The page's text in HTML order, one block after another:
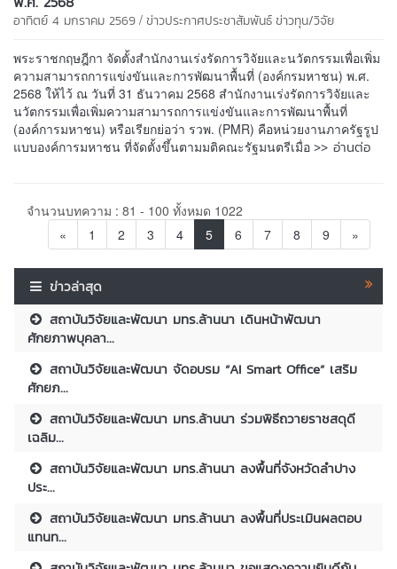
อาทิตย์ 4 มกราคม 2569 / ข่าวประกาศประชาสัมพันธ์ข่าวทุน/วิจัย
พระราชกฤษฎีกา จัดตั้งสำนักงานเร่งรัดการวิจัยและนวัตกรรมเพื่อเพิ่ม
ความสามารถการแข่งขันและการพัฒนาพื้นที่ (องค์กรมหาชน) พ.ศ.
2568 ให้ไว้ ณ วันที่ 31 ธันวาคม 2568 สำนักงานเร่งรัดการวิจัยและ
นวัตกรรมเพื่อเพิ่มความสามารถการแข่งขันและการพัฒนาพื้นที่
(องค์การมหาชน) หรือเรียกย่อว่า รวพ. (PMR) คือหน่วยงานภาครัฐรูป
แบบองค์การมหาชน ที่จัดตั้งขึ้นตามมติคณะรัฐมนตรีเมื่อ >> อ่านต่อ
จำนวนบทความ : 81 - 100 ทั้งหมด 1022
«
1 2 3 4 5 6 7 8 9 »
ข่าวล่าสุด
สถาบันวิจัยและพัฒนา มทร.ล้านนา เดินหน้าพัฒนา
ศักยภาพบุคลา...
สถาบันวิจัยและพัฒนา จัดอบรม “AI Smart Office” เสริม
ศักยภ...
สถาบันวิจัยและพัฒนา มทร.ล้านนา ร่วมพิธีถวายราชสดุดี
เฉลิม...
สถาบันวิจัยและพัฒนา มทร.ล้านนา ลงพื้นที่จังหวัดลำปาง
ประ...
สถาบันวิจัยและพัฒนา มทร.ล้านนา ลงพื้นที่ประเมินผลตอบ
แทนท...